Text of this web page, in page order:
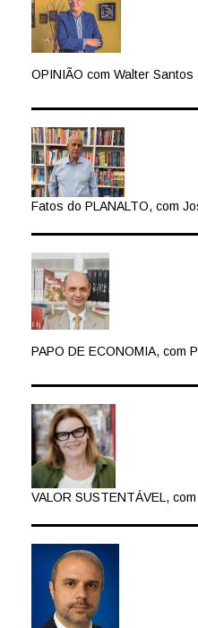
OPINIÃO com Walter Santos
Fatos do PLANALTO, com
PAPO DE ECONOMIA, com
VALOR SUSTENTÁVEL,